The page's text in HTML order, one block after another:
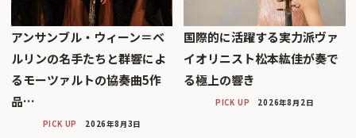
アンサンブル・ウィーン＝ベ
ルリンの名手たちと群響によ
るモーツァルトの協奏曲5作
品…
PICK UP 2026年8月3日
国際的に活躍する実力派ヴァ
イオリニスト松本紘佳が奏で
る極上の響き
PICK UP 2026年8月2日